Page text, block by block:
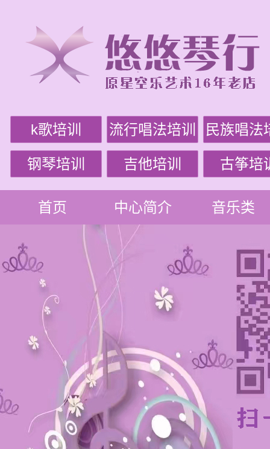
k歌培训 流行唱法培训 民族唱法
钢琴培训 吉他培训 古筝培
首页 中心简介 音乐类